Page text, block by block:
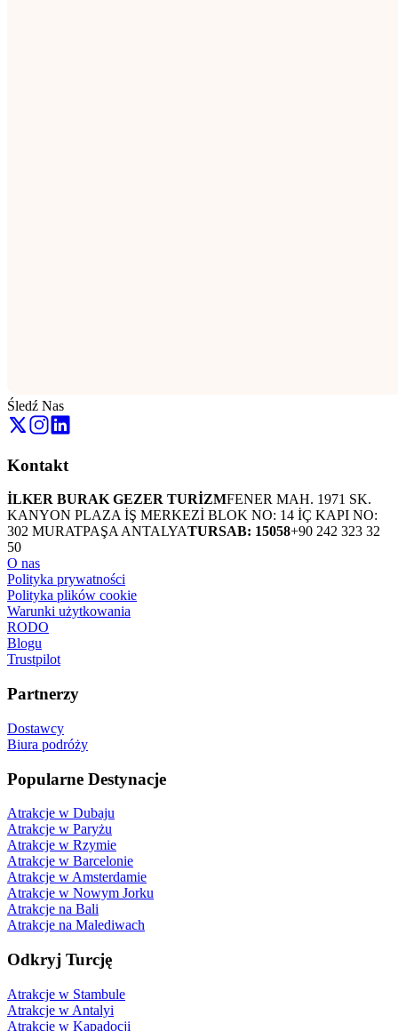
Śledź Nas
Kontakt
İLKER BURAK GEZER TURİZMFENER MAH. 1971 SK.
KANYON PLAZA İŞ MERKEZİ BLOK NO: 14 İÇ KAPI NO:
302 MURATPAŞA ANTALYATURSAB: 15058+90 242 323 32
50
O nas
Polityka prywatności
Polityka plików cookie
Warunki użytkowania
RODO
Blogu
Trustpilot
Partnerzy
Dostawcy
Biura podróży
Popularne Destynacje
Atrakcje w Dubaju
Atrakcje w Paryżu
Atrakcje w Rzymie
Atrakcje w Barcelonie
Atrakcje w Amsterdamie
Atrakcje w Nowym Jorku
Atrakcje na Bali
Atrakcje na Malediwach
Odkryj Turcję
Atrakcje w Stambule
Atrakcje w Antalyi
Atrakcje w Kapadocji